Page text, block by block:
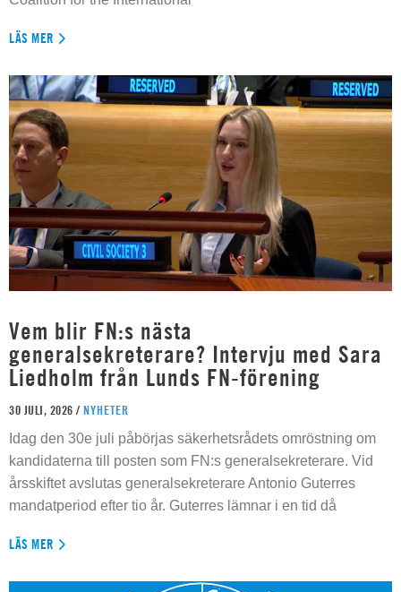
LÄS MER
Vem blir FN:s nästa
generalsekreterare? Intervju med Sara
Liedholm från Lunds FN-förening
30 JULI, 2026 / NYHETER
Idag den 30e juli påbörjas säkerhetsrådets omröstning om
kandidaterna till posten som FN:s generalsekreterare. Vid
årsskiftet avslutas generalsekreterare Antonio Guterres
mandatperiod efter tio år. Guterres lämnar i en tid då
LÄS MER